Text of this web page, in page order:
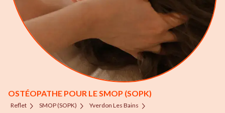
OSTÉOPATHE POUR LE SMOP (SOPK)
Reflet SMOP (SOPK)
Yverdon Les Bains